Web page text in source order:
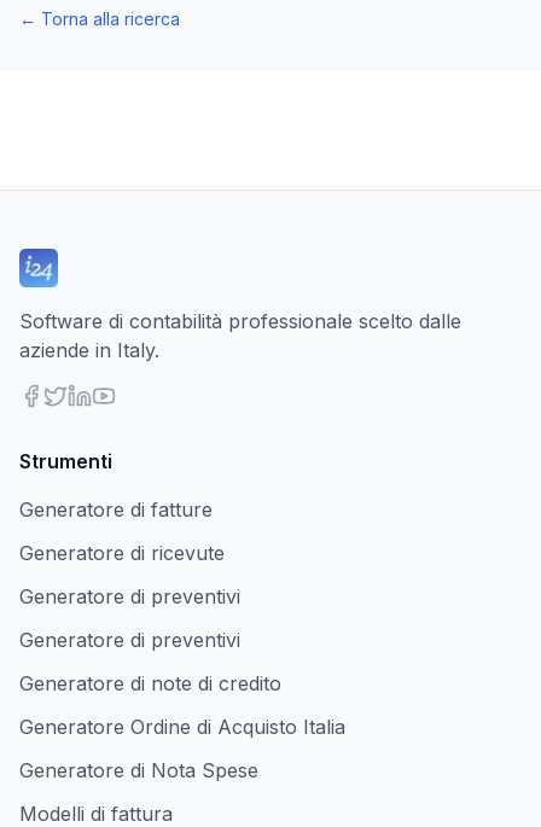
← Torna alla ricerca
Software di contabilità professionale scelto dalle
aziende in Italy.
Strumenti
Generatore di fatture
Generatore di ricevute
Generatore di preventivi
Generatore di preventivi
Generatore di note di credito
Generatore Ordine di Acquisto Italia
Generatore di Nota Spese
Modelli di fattura